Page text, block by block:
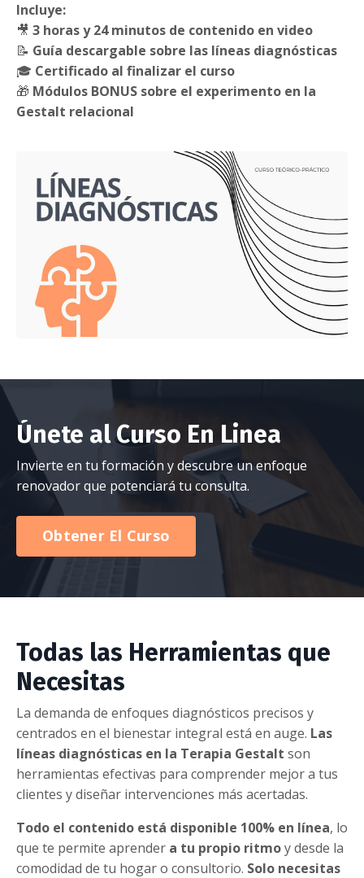
Incluye:
🎥 3 horas y 24 minutos de contenido en video
📝 Guía descargable sobre las líneas diagnósticas
🎓 Certificado al finalizar el curso
🎁 Módulos BONUS sobre el experimento en la
Gestalt relacional
Únete al Curso En Linea
Invierte en tu formación y descubre un enfoque
renovador que potenciará tu consulta.
Obtener El Curso
Todas las Herramientas que
Necesitas
La demanda de enfoques diagnósticos precisos y
centrados en el bienestar integral está en auge. Las
líneas diagnósticas en la Terapia Gestalt son
herramientas efectivas para comprender mejor a tus
clientes y diseñar intervenciones más acertadas.
Todo el contenido está disponible 100% en línea, lo
que te permite aprender a tu propio ritmoy desde la
comodidad de tu hogar o consultorio. Solo necesitas